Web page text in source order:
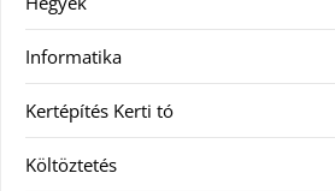
Informatika
Kertépítés Kerti tó
Költöztetés